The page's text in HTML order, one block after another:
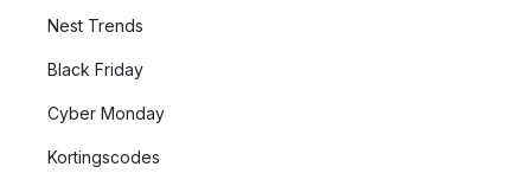
Nest Trends
Black Friday
Cyber Monday
Kortingscodes